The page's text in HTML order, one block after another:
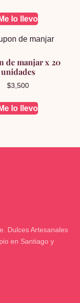
Me lo llevo
de manjar x 20
unidades
$3,500
Me lo llevo
Dulces Artesanales
en Santiago y